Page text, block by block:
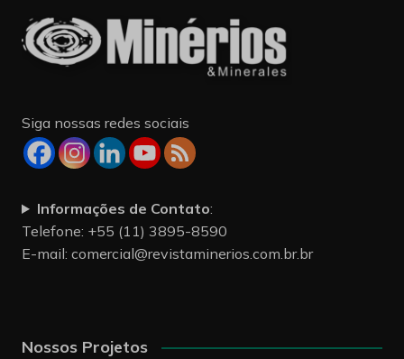
Siga nossas redes sociais
Informações de Contato:
Telefone: +55 (11) 3895-8590
E-mail: comercial@revistaminerios.com.br.br
Nossos Projetos